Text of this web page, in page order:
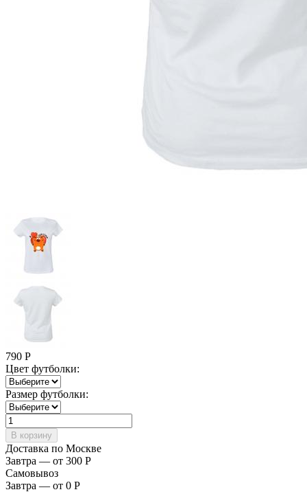
790 Р
Цвет футболки:
Размер футболки:
Доставка по Москве
Завтра — от 300 Р
Самовывоз
Завтра — от 0 Р